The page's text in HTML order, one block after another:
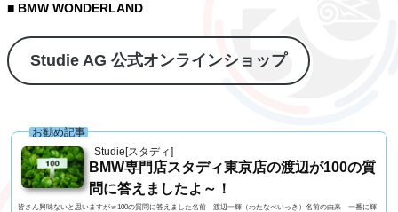
■ BMW WONDERLAND
Studie AG 公式オンラインショップ
Studie[スタディ]
お勧め記事
BMW専門店スタディ東京店の渡辺が100の質
問に答えましたよ～！
皆さん興味ないと思いますがｗ100の質問に答えました名前 渡辺一輝（わたなべいっき）名前の由来 一番に輝